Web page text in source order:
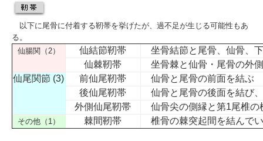
以下に尾骨に付着する靭帯を挙げたが、過不足が生じる可能性もあ
る。
仙腸関（2）
仙結節靭帯
坐骨結節と尾骨、仙骨、
仙棘靭帯
坐骨棘と仙骨・尾骨の外
仙尾関節 (3)
前仙尾靭帯
仙骨と尾骨の前面を結ぶ
後仙尾靭帯
仙骨と尾骨の後面を結び
外側仙尾靭帯
仙骨尖の側縁と第1尾椎の
その他（1） 棘間靭帯 椎骨の棘突起間を結んで